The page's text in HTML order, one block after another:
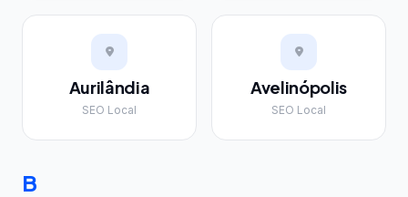
Aurilândia
SEO Local
Avelinópolis
SEO Local
B